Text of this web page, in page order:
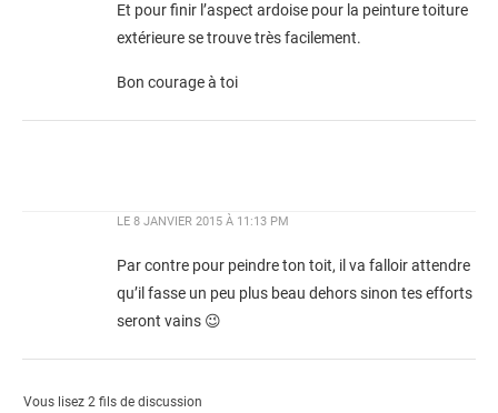
Et pour finir l’aspect ardoise pour la peinture toiture
extérieure se trouve très facilement.
Bon courage à toi
LE 8 JANVIER 2015 À 11:13 PM
Par contre pour peindre ton toit, il va falloir attendre
qu’il fasse un peu plus beau dehors sinon tes efforts
seront vains 😉
Vous lisez 2 fils de discussion